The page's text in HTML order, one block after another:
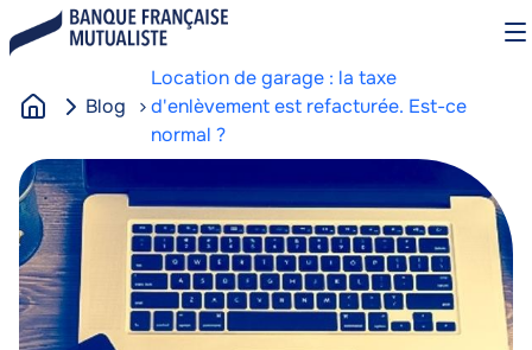
au
principal
c
c
u
e
i
l
Blog
Location de garage : la taxe
d'enlèvement est refacturée. Est-ce
normal ?
Image
Image